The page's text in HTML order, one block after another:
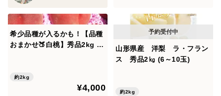
希少品種が入るかも！【品種
おまかせ🍑白桃】秀品2kg ※
約2kg
¥4,000
山形県産 洋梨 ラ・フラン
ス 秀品2㎏ (6～10玉)
約2kg